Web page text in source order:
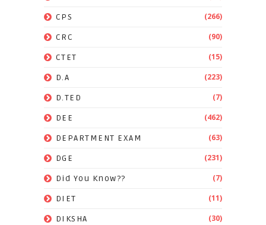
CPS (266)
CRC (90)
CTET (15)
D.A (223)
D.TED (7)
DEE (462)
DEPARTMENT EXAM (63)
DGE (231)
Did You Know?? (7)
DIET (11)
DIKSHA (30)